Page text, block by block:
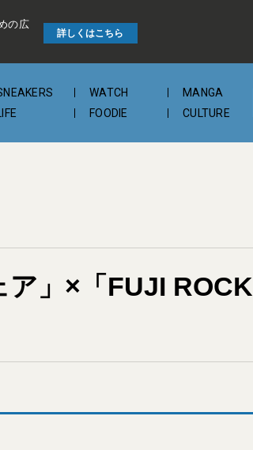
の広
詳しくはこちら
WATCH
MANGA
LIFE FOODIE CULTURE
ア」×「FUJI ROCK